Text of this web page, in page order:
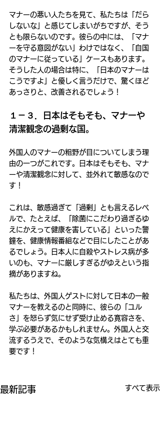
マナーの悪い人たちを見て、私たちは「だら
しないな」と感じてしまいがちですが、そう
とも限らないのです。彼らの中には、「マナ
ーを守る意図がない」わけではなく、「自国
のマナーに従っている」ケースもあります。
そうした人の場合は特に、「日本のマナーは
こうですよ」と優しく言うだけで、驚くほど
あっさりと、改善されるでしょう！
１－３．日本はそもそも、マナーや
清潔観念の過剰な国。
外国人のマナーの粗野が目についてしまう理
由の一つがこれです。日本はそもそも、マナ
ーや清潔観念に対して、並外れて敏感なので
す！
これは、敏感過ぎて「過剰」とも言えるレベ
ルで、たとえば、「除菌にこだわり過ぎるゆ
えにかえって健康を害している」といった警
鐘を、健康情報番組などで目にしたことがあ
るでしょう。日本人に自殺やストレス病が多
いのも、マナーに厳しすぎるがゆえという指
摘がありますね。
私たちは、外国人ゲストに対して日本の一般
マナーを教えるのと同時に、彼らの「ユル
さ」を怒らず気にせず受け止める寛容さを、
学ぶ必要があるかもしれません。外国人と交
流するうえで、そのような気構えはとても重
要です！
最新記事 すべて表示